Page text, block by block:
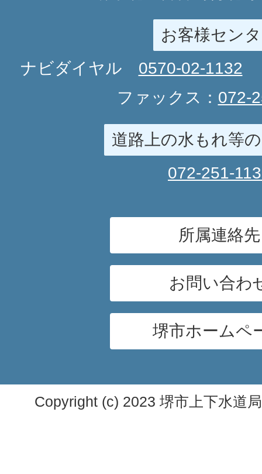
お客様セン
ナビダイヤル 0570-02-1132
ファックス： 072-
道路上の水もれ等
072-251-
所属連絡先
お問い合わ
堺市ホームペ
Copyright (c) 2023 堺市上下水道